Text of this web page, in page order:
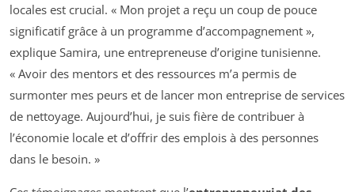
locales est crucial. « Mon projet a reçu un coup de pouce
significatif grâce à un programme d’accompagnement »,
explique Samira, une entrepreneuse d’origine tunisienne.
« Avoir des mentors et des ressources m’a permis de
surmonter mes peurs et de lancer mon entreprise de services
de nettoyage. Aujourd’hui, je suis fière de contribuer à
l’économie locale et d’offrir des emplois à des personnes
dans le besoin. »